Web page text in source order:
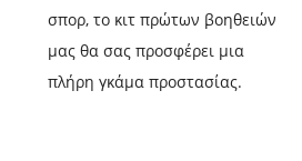
σπορ, το κιτ πρώτων βοηθειών
μας θα σας προσφέρει μια
πλήρη γκάμα προστασίας.